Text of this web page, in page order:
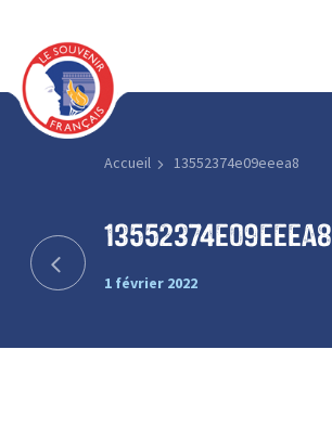
Accueil 13552374e09eeea8
13552374e09eeea8
1 février 2022